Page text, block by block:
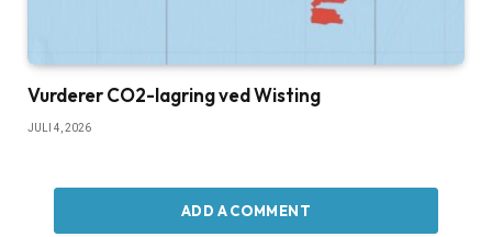
Vurderer CO2-lagring ved Wisting
JULI 4, 2026
ADD A COMMENT